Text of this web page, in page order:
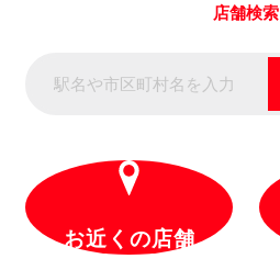
店舗検索
お近くの店舗